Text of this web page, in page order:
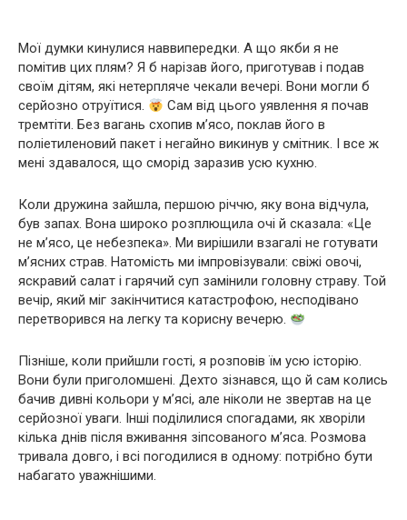
Мої думки кинулися наввипередки. А що якби я не
помітив цих плям? Я б нарізав його, приготував і подав
своїм дітям, які нетерпляче чекали вечері. Вони могли б
серйозно отруїтися.
Сам від цього уявлення я почав
тремтіти. Без вагань схопив м’ясо, поклав його в
поліетиленовий пакет і негайно викинув у смітник. І все ж
мені здавалося, що сморід заразив усю кухню.
Коли дружина зайшла, першою річчю, яку вона відчула,
був запах. Вона широко розплющила очі й сказала: «Це
не м’ясо, це небезпека». Ми вирішили взагалі не готувати
м’ясних страв. Натомість ми імпровізували: свіжі овочі,
яскравий салат і гарячий суп замінили головну страву. Той
вечір, який міг закінчитися катастрофою, несподівано
перетворився на легку та корисну вечерю.
Пізніше, коли прийшли гості, я розповів їм усю історію.
Вони були приголомшені. Дехто зізнався, що й сам колись
бачив дивні кольори у м’ясі, але ніколи не звертав на це
серйозної уваги. Інші поділилися спогадами, як хворіли
кілька днів після вживання зіпсованого м’яса. Розмова
тривала довго, і всі погодилися в одному: потрібно бути
набагато уважнішими.